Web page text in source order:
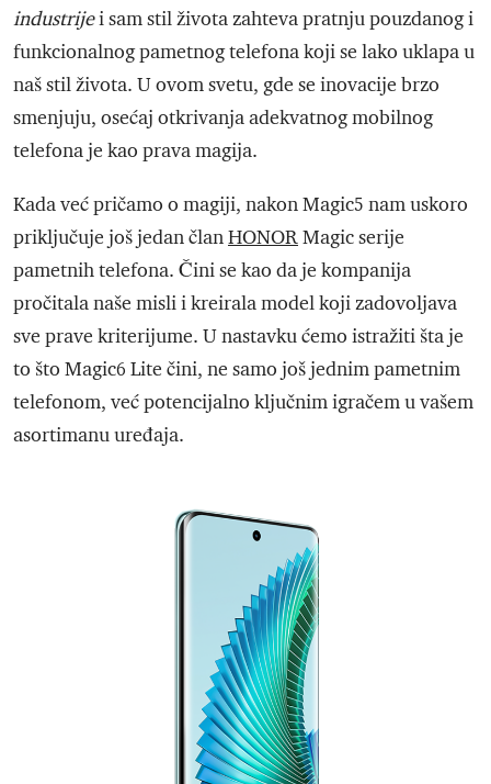
industrijei sam stil života zahteva pratnju pouzdanog i
funkcionalnog pametnog telefona koji se lako uklapa u
naš stil života. U ovom svetu, gde se inovacije brzo
smenjuju, osećaj otkrivanja adekvatnog mobilnog
telefona je kao prava magija.
Kada već pričamo o magiji, nakon Magic5 nam uskoro
priključuje još jedan članHONORMagic serije
pametnih telefona. Čini se kao da je kompanija
pročitala naše misli i kreirala model koji zadovoljava
sve prave kriterijume. U nastavku ćemo istražiti šta je
to što Magic6 Lite čini, ne samo još jednim pametnim
telefonom, već potencijalno ključnim igračem u vašem
asortimanu uređaja.